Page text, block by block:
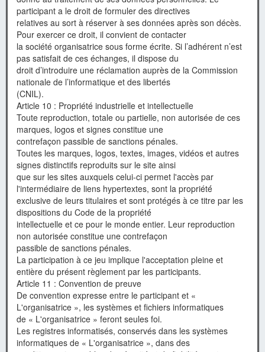
participant a le droit de formuler des directives
relatives au sort à réserver à ses données après son décès.
Pour exercer ce droit, il convient de contacter
la société organisatrice sous forme écrite. Si l’adhérent n’est
pas satisfait de ces échanges, il dispose du
droit d’introduire une réclamation auprès de la Commission
nationale de l’informatique et des libertés
(CNIL).
Article 10 : Propriété industrielle et intellectuelle
Toute reproduction, totale ou partielle, non autorisée de ces
marques, logos et signes constitue une
contrefaçon passible de sanctions pénales.
Toutes les marques, logos, textes, images, vidéos et autres
signes distinctifs reproduits sur le site ainsi
que sur les sites auxquels celui-ci permet l'accès par
l'intermédiaire de liens hypertextes, sont la propriété́
exclusive de leurs titulaires et sont protégés à ce titre par les
dispositions du Code de la propriété́
intellectuelle et ce pour le monde entier. Leur reproduction
non autorisée constitue une contrefaçon
passible de sanctions pénales.
La participation à ce jeu implique l'acceptation pleine et
entière du présent règlement par les participants.
Article 11 : Convention de preuve
De convention expresse entre le participant et «
L'organisatrice », les systèmes et fichiers informatiques
de « L'organisatrice » feront seules foi.
Les registres informatisés, conservés dans les systèmes
informatiques de « L'organisatrice », dans des